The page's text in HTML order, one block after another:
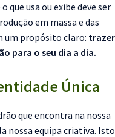
que usa ou exibe deve ser
em massa e das
um propósito claro: trazer
para o seu dia a dia.
Única
que encontra na nossa
nossa equipa criativa. Isto